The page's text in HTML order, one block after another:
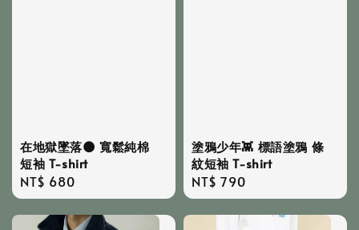
在地獄墜落🌑 寬鬆純棉
短袖 T-shirt
Regular
price
NT$ 680
塗鴉少年👾 標語塗鴉 條
紋短袖 T-shirt
Regular
price
NT$ 790